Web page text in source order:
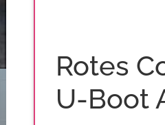
Rotes
U-Boot